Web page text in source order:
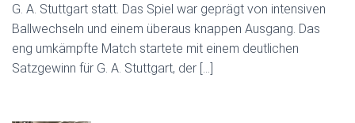
G. A. Stuttgart statt. Das Spiel war geprägt von intensiven
Ballwechseln und einem überaus knappen Ausgang. Das
eng umkämpfte Match startete mit einem deutlichen
Satzgewinn für G. A. Stuttgart, der […]